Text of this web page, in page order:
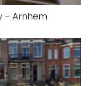
- Arnhem